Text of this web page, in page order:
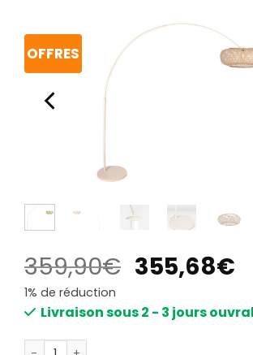
OFFRES
359,90€ Le
initial
355,68€Le
1% de réduction
Livraison sous 2 - 3 jours
quantité de Lampadaire beige avec